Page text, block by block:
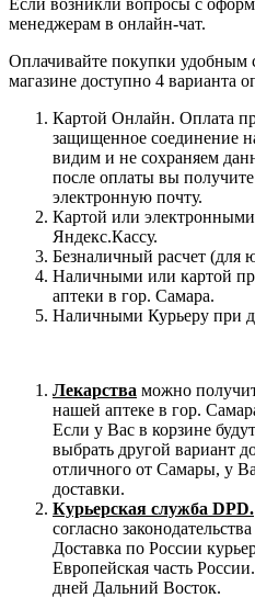
менеджерам в онлайн-чат.
Оплачивайте покупки удобным
магазине доступно 4 варианта
Картой Онлайн. Оплата
защищенное соединение
видим и не сохраняем
после оплаты вы
электронную почту.
Картой или электронными
Яндекс.Кассу.
Безналичный расчет (для
Наличными или картой
аптеки в гор. Самара.
Наличными Курьеру при
Лекарства можно
нашей аптеке в гор.
Если у Вас в корзине
выбрать другой вариант
отличного от Самары, у
доставки.
Курьерская служба DPD.
согласно
Доставка по России
Европейская часть
дней Дальний Восток.